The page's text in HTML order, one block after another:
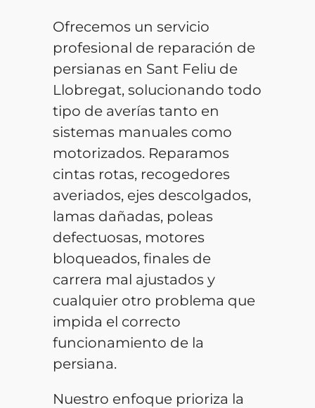
Ofrecemos un servicio
profesional de reparación de
persianas en Sant Feliu de
Llobregat, solucionando todo
tipo de averías tanto en
sistemas manuales como
motorizados. Reparamos
cintas rotas, recogedores
averiados, ejes descolgados,
lamas dañadas, poleas
defectuosas, motores
bloqueados, finales de
carrera mal ajustados y
cualquier otro problema que
impida el correcto
funcionamiento de la
persiana.
Nuestro enfoque prioriza la